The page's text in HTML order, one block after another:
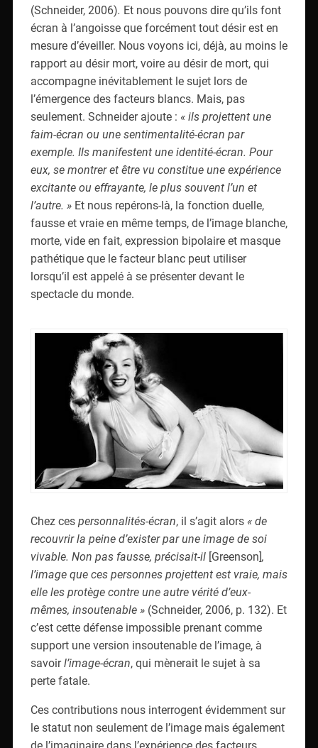
(Schneider, 2006). Et nous pouvons dire qu’ils font
écran à l’angoisse que forcément tout désir est en
mesure d’éveiller. Nous voyons ici, déjà, au moins le
rapport au désir mort, voire au désir de mort, qui
accompagne inévitablement le sujet lors de
l’émergence des facteurs blancs. Mais, pas
seulement. Schneider ajoute : « ils projettent une
faim-écran ou une sentimentalité-écran par
exemple. Ils manifestent une identité-écran. Pour
eux, se montrer et être vu constitue une expérience
excitante ou effrayante, le plus souvent l’un et
l’autre. »Et nous repérons-là, la fonction duelle,
fausse et vraie en même temps, de l’image blanche,
morte, vide en fait, expression bipolaire et masque
pathétique que le facteur blanc peut utiliser
lorsqu’il est appelé à se présenter devant le
spectacle du monde.
Chez ces personnalités-écran , il s’agit alors « de
recouvrir la peine d’exister par une image de soi
vivable. Non pas fausse, précisait-il [Greenson]
l’image que ces personnes projettent est vraie, mais
elle les protège contre une autre vérité d’eux-
mêmes, insoutenable » (Schneider, 2006, p. 132). Et
c’est cette défense impossible prenant comme
support une version insoutenable de l’image, à
savoirl’image-écran , qui mènerait le sujet à sa
perte fatale.
Ces contributions nous interrogent évidemment sur
le statut non seulement de l’image mais également
de l’imaginaire dans l’expérience des facteurs